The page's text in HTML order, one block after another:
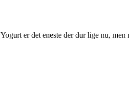
er det eneste der dur lige nu,